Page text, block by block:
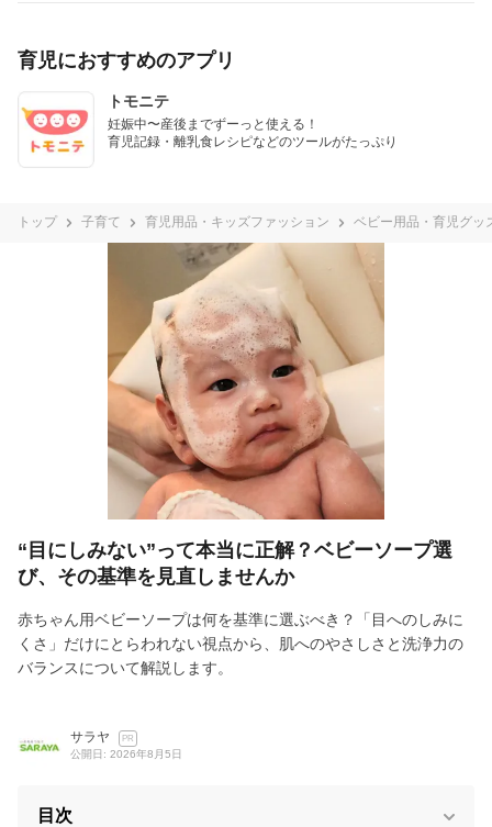
育児におすすめのアプリ
トモニテ
妊娠中〜産後までずーっと使える！
育児記録・離乳食レシピなどのツールがたっぷり
トップ 子育て 育児用品・キッズファッション ベビー用品・育児グッ
“目にしみない”って本当に正解？ベビーソープ選
び、その基準を見直しませんか
赤ちゃん用ベビーソープは何を基準に選ぶべき？「目へのしみに
くさ」だけにとらわれない視点から、肌へのやさしさと洗浄力の
バランスについて解説します。
サラヤ PR
公開日: 2026年8月5日
目次